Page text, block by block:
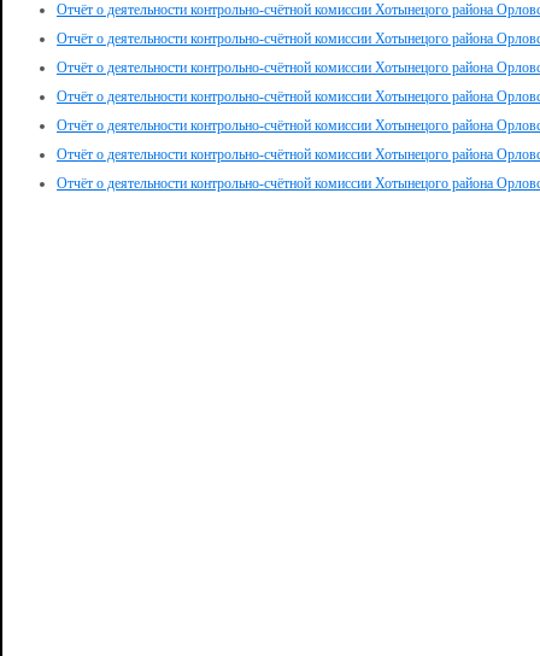
Отчёт о деятельности контрольно-счётной комиссии Хотынецого района
Отчёт о деятельности контрольно-счётной комиссии Хотынецого района
Отчёт о деятельности контрольно-счётной комиссии Хотынецого района
Отчёт о деятельности контрольно-счётной комиссии Хотынецого района
Отчёт о деятельности контрольно-счётной комиссии Хотынецого района
Отчёт о деятельности контрольно-счётной комиссии Хотынецого района
Отчёт о деятельности контрольно-счётной комиссии Хотынецого района